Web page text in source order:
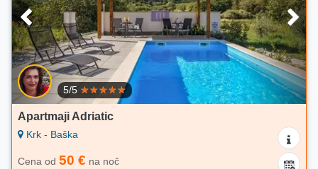
5/5
Apartmaji Adriatic
Krk - Baška
Cena od 50 € na noč